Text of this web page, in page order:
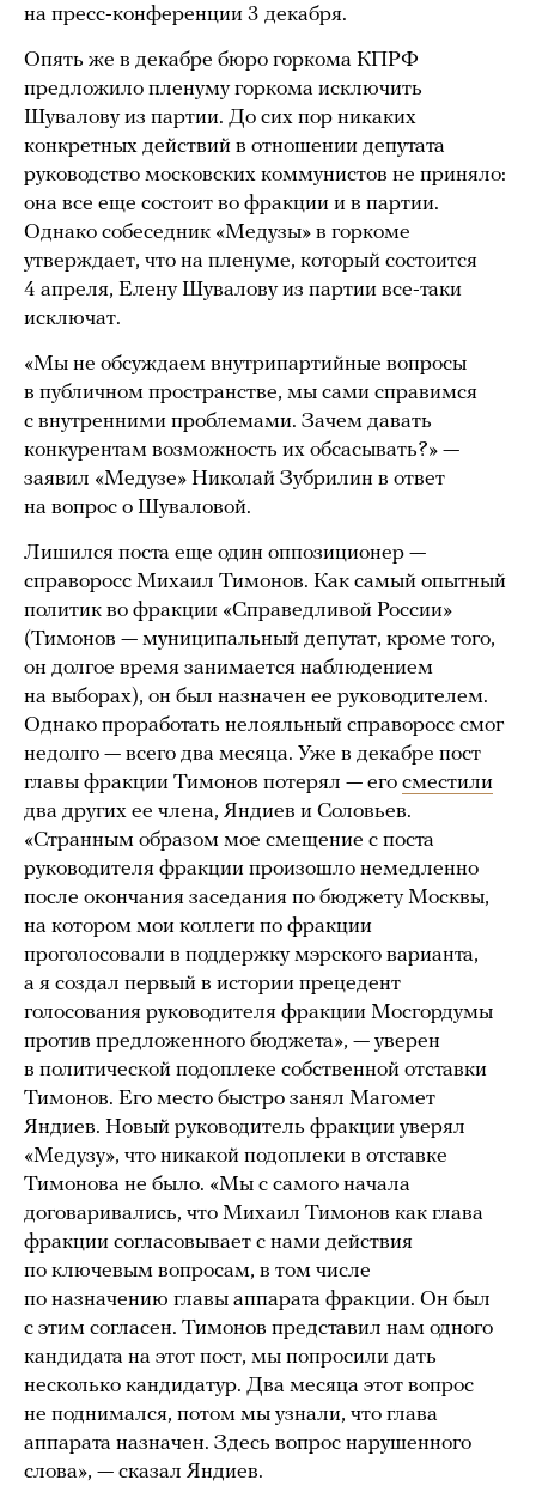
на пресс-конференции 3 декабря.
Опять же в декабре бюро горкома КПРФ
предложило пленуму горкома исключить
Шувалову из партии. До сих пор никаких
конкретных действий в отношении депутата
руководство московских коммунистов не приняло:
она все еще состоит во фракции и в партии.
Однако собеседник «Медузы» в горкоме
утверждает, что на пленуме, который состоится
4 апреля, Елену Шувалову из партии все-таки
исключат.
«Мы не обсуждаем внутрипартийные вопросы
в публичном пространстве, мы сами справимся
с внутренними проблемами. Зачем давать
конкурентам возможность их обсасывать?» —
заявил «Медузе» Николай Зубрилин в ответ
на вопрос о Шуваловой.
Лишился поста еще один оппозиционер —
справоросс Михаил Тимонов. Как самый опытный
политик во фракции «Справедливой России»
(Тимонов — муниципальный депутат, кроме того,
он долгое время занимается наблюдением
на выборах), он был назначен ее руководителем.
Однако проработать нелояльный справоросс смог
недолго — всего два месяца. Уже в декабре пост
главы фракции Тимонов потерял — его сместили
два других ее члена, Яндиев и Соловьев.
«Странным образом мое смещение с поста
руководителя фракции произошло немедленно
после окончания заседания по бюджету Москвы,
на котором мои коллеги по фракции
проголосовали в поддержку мэрского варианта,
а я создал первый в истории прецедент
голосования руководителя фракции Мосгордумы
против предложенного бюджета», — уверен
в политической подоплеке собственной отставки
Тимонов. Его место быстро занял Магомет
Яндиев. Новый руководитель фракции уверял
«Медузу», что никакой подоплеки в отставке
Тимонова не было. «Мы с самого начала
договаривались, что Михаил Тимонов как глава
фракции согласовывает с нами действия
по ключевым вопросам, в том числе
по назначению главы аппарата фракции. Он был
с этим согласен. Тимонов представил нам одного
кандидата на этот пост, мы попросили дать
несколько кандидатур. Два месяца этот вопрос
не поднимался, потом мы узнали, что глава
аппарата назначен. Здесь вопрос нарушенного
слова», — сказал Яндиев.